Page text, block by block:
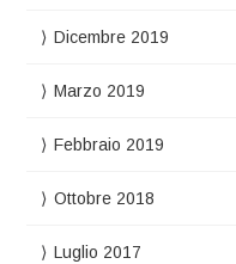
Dicembre 2019
Marzo 2019
Febbraio 2019
Ottobre 2018
Luglio 2017